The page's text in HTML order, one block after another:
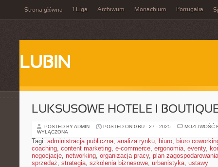
Strona główna 1 Liga Archiwum Monachium Portugalia
LUBIN
LUKSUSOWE HOTELE I
POSTED BY ADMIN POSTED ON GRU - 27 - 2025
MOŻLIWOŚĆ
WYŁĄCZONA
Tagi: administracja publiczna, analiza rynku, biuro, biuro
coaching, content marketing, e-commerce, ergonomia, eventy,
negocjacje, networking, organizacja pracy, plan zagospodarowania
sprzedaż, strategia, szkolenia biznesowe, urbanistyka, ustawy